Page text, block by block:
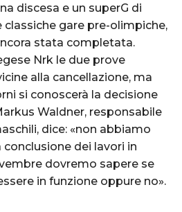
discesa e un superG di
classiche gare pre-olimpiche,
stata completata.
Nrk le due prove
alla cancellazione, ma
si conoscerà la decisione
Waldner, responsabile
dice: «non abbiamo
conclusione dei lavori in
dovremo sapere se
in funzione oppure no».